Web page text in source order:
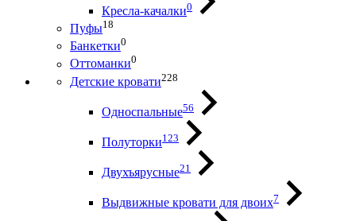
Кресла-качалки0
Пуфы18
Банкетки0
Оттоманки0
Детские кровати228
Односпальные56
Полуторки123
Двухъярусные21
Выдвижные кровати для двоих7